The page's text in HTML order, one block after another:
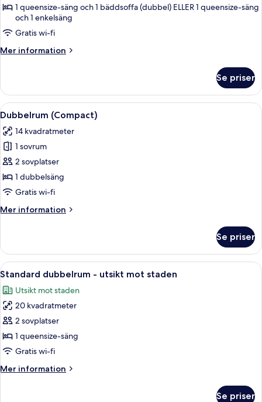
1 queensize-säng och 1 bäddsoffa (dubbel) ELLER 1 queensize-säng
och 1 enkelsäng
Gratis wi-fi
Mer information
Mer
Se priser
Öppna
alla
foton
för
Dubbelrum
(Compact)
Ett modernt hotellrum med en
10
Dubbelrum (Compact)
14 kvadratmeter
1 sovrum
2 sovplatser
1 dubbelsäng
Gratis wi-fi
Mer information
Mer
(Compact)
Se priser
Öppna
alla
foton
för
Standard
dubbelrum
-
mot
Standard dubbelrum - utsikt mot
9
Standard dubbelrum - utsikt mot staden
Utsikt mot staden
20 kvadratmeter
2 sovplatser
1 queensize-säng
Gratis wi-fi
Mer information
Mer
Se priser